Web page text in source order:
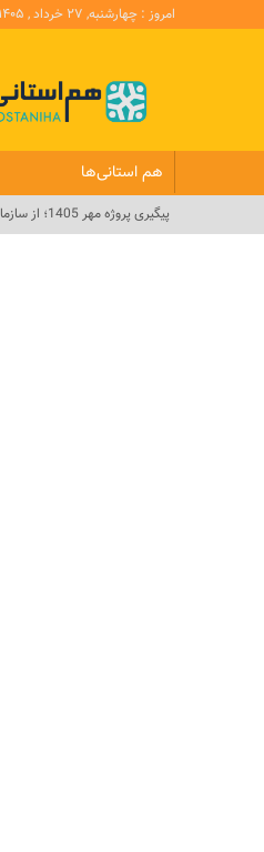
امروز : چهارشنبه, ۲۷ خرداد , ۱۴۰۵
هم استانی‌ها
پیگیری پروژه مهر 1405؛ از سازمان نوسازی کشور تا دل مدارس روستایی ملایر_